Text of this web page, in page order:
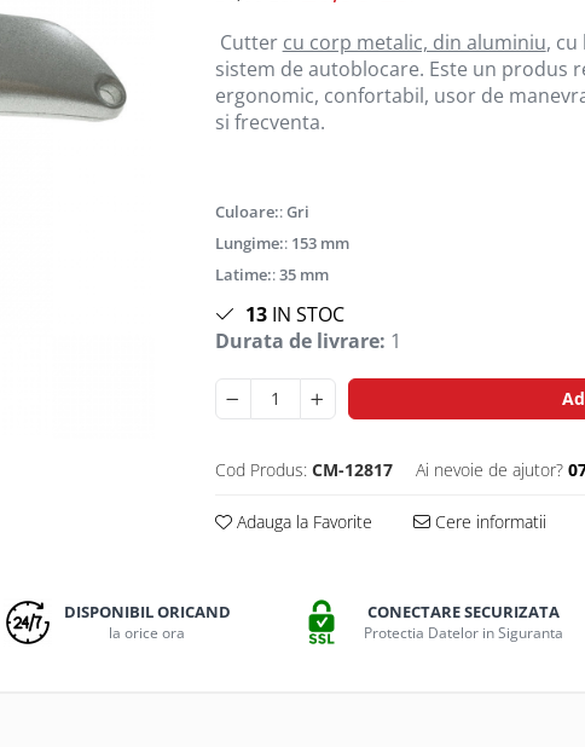
Cutter cu corp metalic, din aluminiu,
sistem de autoblocare. Este un produs
ergonomic, confortabil, usor de
si frecventa.
Culoare::Gri
Lungime:: 153 mm
Latime::35 mm
13IN STOC
Durata de livrare: 1
Cod Produs: CM-12817 Ai nevoie de ajutor?
Adauga la Favorite Cere informatii
DISPONIBIL ORICAND
la orice ora
CONECTARE SECURIZATA
Protectia Datelor in Siguranta